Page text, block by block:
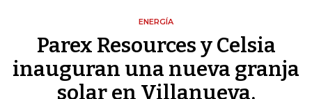
ENERGÍA
Parex Resources y Celsia
inauguran una nueva granja
solar en Villanueva,